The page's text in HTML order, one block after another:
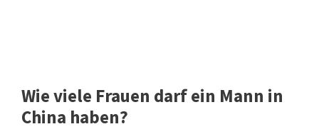
Wie viele Frauen darf ein Mann in
China haben?